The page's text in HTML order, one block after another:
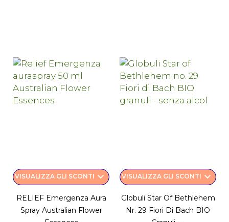
VISUALIZZA GLI SCONTI keyboard_arrow_down
RELIEF Emergenza Aura
Spray Australian Flower
VISUALIZZA GLI SCONTI keyboard_arrow_down
Globuli Star Of Bethlehem
Nr. 29 Fiori Di Bach BIO